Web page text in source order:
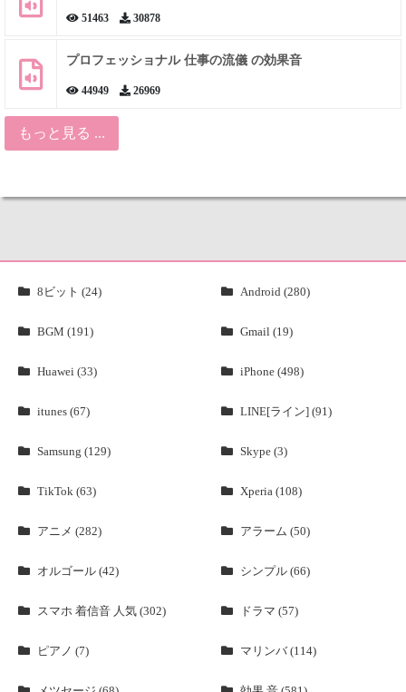
51463 30878
プロフェッショナル 仕事の流儀 の効果音
44949 26969
もっと見る ...
8ビット (24) Android (280)
BGM (191) Gmail (19)
Huawei (33) iPhone (498)
itunes (67) LINE[ライン] (91)
Samsung (129) Skype (3)
TikTok (63) Xperia (108)
アニメ (282) アラーム (50)
オルゴール (42) シンプル (66)
スマホ 着信音 人気 (302) ドラマ (57)
ピアノ (7) マリンバ (114)